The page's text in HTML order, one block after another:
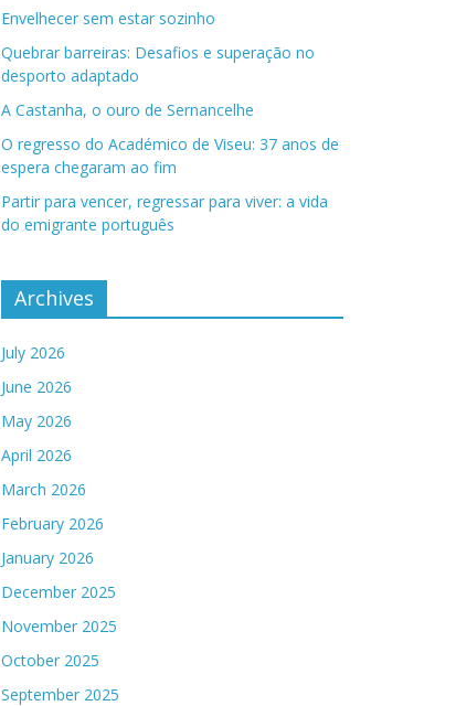
Envelhecer sem estar sozinho
Quebrar barreiras: Desafios e superação no
desporto adaptado
A Castanha, o ouro de Sernancelhe
O regresso do Académico de Viseu: 37 anos de
espera chegaram ao fim
Partir para vencer, regressar para viver: a vida
do emigrante português
Archives
July 2026
June 2026
May 2026
April 2026
March 2026
February 2026
January 2026
December 2025
November 2025
October 2025
September 2025